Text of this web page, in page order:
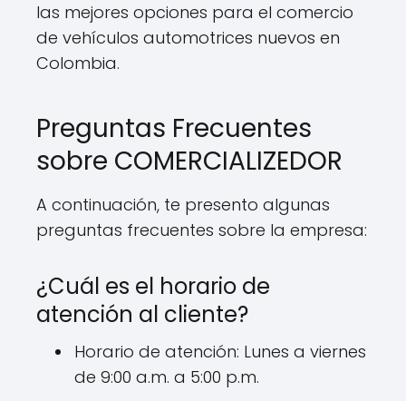
las mejores opciones para el comercio
de vehículos automotrices nuevos en
Colombia.
Preguntas Frecuentes
sobre COMERCIALIZEDOR
A continuación, te presento algunas
preguntas frecuentes sobre la empresa:
¿Cuál es el horario de
atención al cliente?
Horario de atención: Lunes a viernes
de 9:00 a.m. a 5:00 p.m.